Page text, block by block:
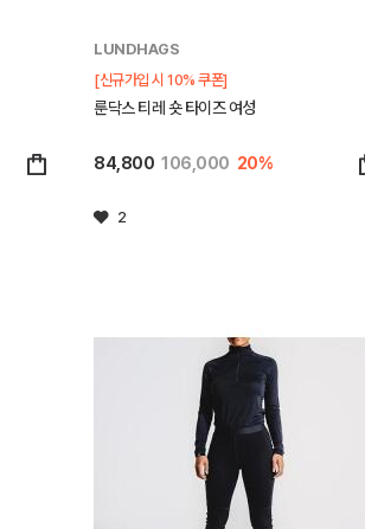
LUNDHAGS
[신규가입 시 10% 쿠폰]
룬닥스 티레 숏 타이즈 여성
84,800 106,000 20%
2